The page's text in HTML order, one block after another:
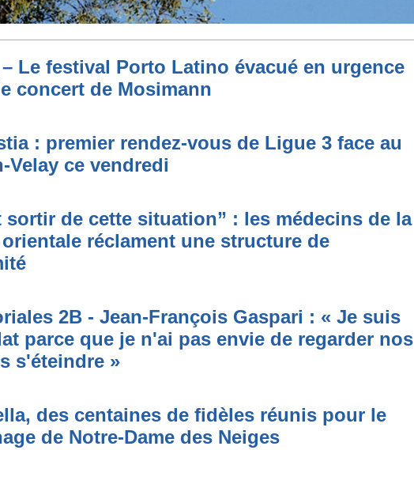
Le festival Porto Latino évacué en urgence
concert de Mosimann
: premier rendez-vous de Ligue 3 face au
Velay ce vendredi
sortir de cette situation” : les médecins de la
réclament une structure de
2B - Jean-François Gaspari : « Je suis
parce que je n'ai pas envie de regarder nos
s'éteindre »
des centaines de fidèles réunis pour le
de Notre-Dame des Neiges